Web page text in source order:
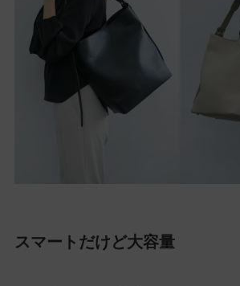
スマートだけど大容量